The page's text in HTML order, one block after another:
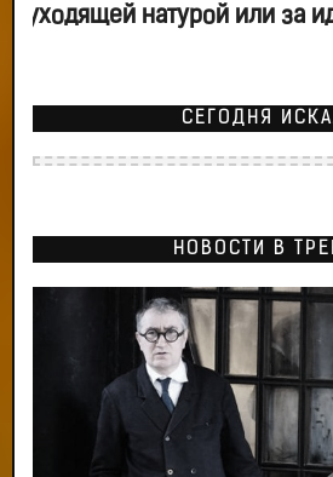
уходящей натурой или за
СЕГОДНЯ
НОВОСТИ В